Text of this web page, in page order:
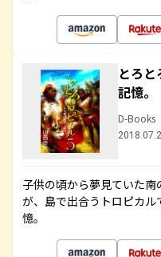
とろ
記憶
D-Books
子供の頃から夢見ていた
が、島で出合うトロピカ
憶。